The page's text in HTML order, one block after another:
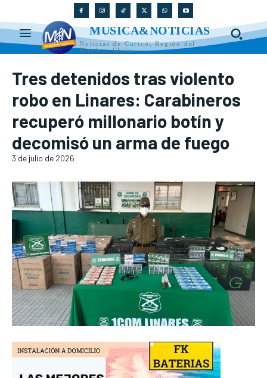
MUSICA&NOTICIAS
Noticias de Curicó, Región del
Maule y Chile
Tres detenidos tras violento
robo en Linares: Carabineros
recuperó millonario botín y
decomisó un arma de fuego
3 de julio de 2026